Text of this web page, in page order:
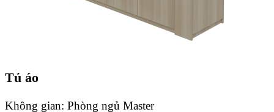
Tủ áo
Không gian: Phòng ngủ Master